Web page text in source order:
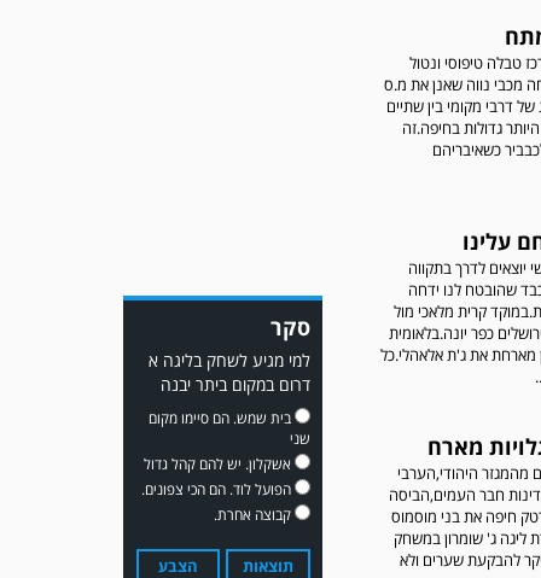
טבלה טיפוסי ונטול
מכבי נווה שאנן את מ.ס
של דרבי מקומי בין שתיים
גדולות בחיפה.זה
4:1 לכבביר כשאיבריהם
עלינו
יוצאים לדרך בתקווה
שהובטח לנו ידחה
קרית מלאכי מול
כפר יונה.בלאומית
מארחת את ג'ת אלאהלי.כל
מארח
מהמגזר היהודי,הערבי
חבר העמים,הביסה
חיפה את בני מוסמוס
ליגה ג' שומרון במשחק
להבקעת שערים ולא
משחק אימון: שדרות גברה על
מ.ס. דימונה 1-4.
סקר
למי מגיע לשחק בליגה א
דרום במקום ביתר יבנה
בית שמש. הם סיימו מקום
שני
אשקלון. יש להם קהל גדול
הפועל לוד. הם הכי צפונים.
קבוצה אחרת.
תוצאות הצבע